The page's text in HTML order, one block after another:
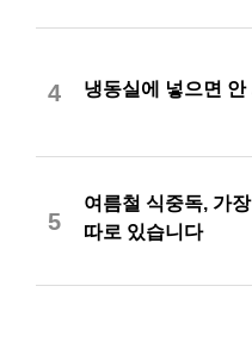
4 냉동실에 넣으면 안
5
여름철 식중독, 가
따로 있습니다